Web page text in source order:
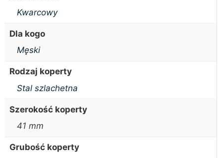
Kwarcowy
Dla kogo
Męski
Rodzaj koperty
Stal szlachetna
Szerokość koperty
41 mm
Grubość koperty